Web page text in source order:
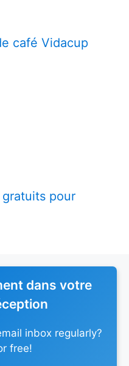
café Vidacup
pour
dans votre
inbox regularly?
free!